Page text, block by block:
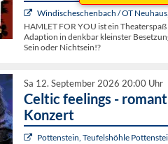
Windischeschenbach / OT
HAMLET FOR YOU ist ein
Adaption in denkbar kleinster
Sein oder Nichtsein!?
Sa 12. September 2026 20:00 Uhr
Celtic feelings -
Konzert
Pottenstein, Teufelshöhle